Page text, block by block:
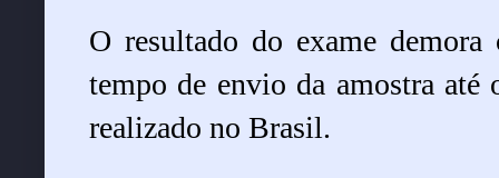
O resultado do exame
tempo de envio da amostra até
realizado no Brasil.